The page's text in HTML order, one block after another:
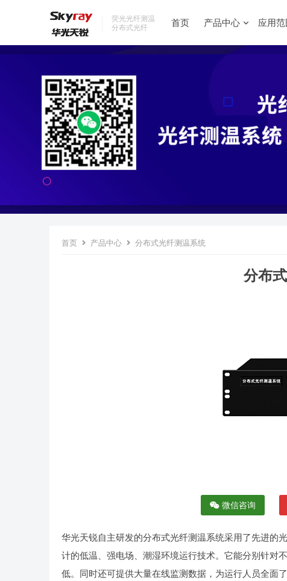
荧光光纤测温
分布式光纤
首页 产品中心 应用范
首页 产品中心 分布式光纤测温系统
分布
微信咨询
华光天锐自主研发的分布式光纤测温系统采用了先进的
计的低温、强电场、潮湿环境运行技术。它能分别针对
低。同时还可提供大量在线监测数据，为运行人员全面